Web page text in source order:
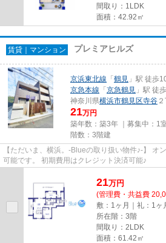
間取り：1LDK
面積：42.92㎡
賃貸｜マンション プレミアヒルズ
京浜東北線 「 鶴見 」駅 徒歩
京急本線 「 京急鶴見 」駅 徒
神奈川県横浜市鶴見区寺谷
21万円
築年数：築3年 ｜募集中： 1
階数：3階建
【ただいま、横浜。-Blueの取り扱い物件♪-】 オ
可能です。 初期費用はクレジット決済可能♪
21万円
(管理費・共益費
敷：1ヶ月｜礼：1ヶ
所在階：3階
間取り：2LDK
面積：61.42㎡